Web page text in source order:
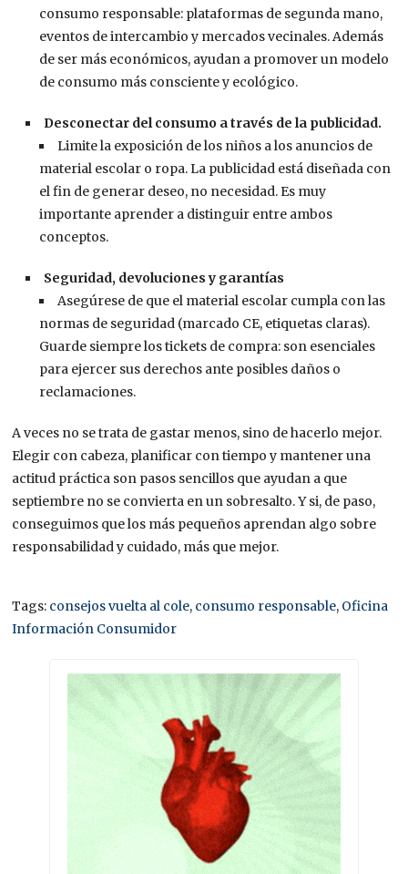
consumo responsable: plataformas de segunda mano,
eventos de intercambio y mercados vecinales. Además
de ser más económicos, ayudan a promover un modelo
de consumo más consciente y ecológico.
Desconectar del consumo a través de la publicidad.
Limite la exposición de los niños a los anuncios de
material escolar o ropa. La publicidad está diseñada con
el fin de generar deseo, no necesidad. Es muy
importante aprender a distinguir entre ambos
conceptos.
Seguridad, devoluciones y garantías
Asegúrese de que el material escolar cumpla con las
normas de seguridad (marcado CE, etiquetas claras).
Guarde siempre los tickets de compra: son esenciales
para ejercer sus derechos ante posibles daños o
reclamaciones.
A veces no se trata de gastar menos, sino de hacerlo mejor.
Elegir con cabeza, planificar con tiempo y mantener una
actitud práctica son pasos sencillos que ayudan a que
septiembre no se convierta en un sobresalto. Y si, de paso,
conseguimos que los más pequeños aprendan algo sobre
responsabilidad y cuidado, más que mejor.
Tags: consejos vuelta al cole, consumo responsable, Oficina
Información Consumidor